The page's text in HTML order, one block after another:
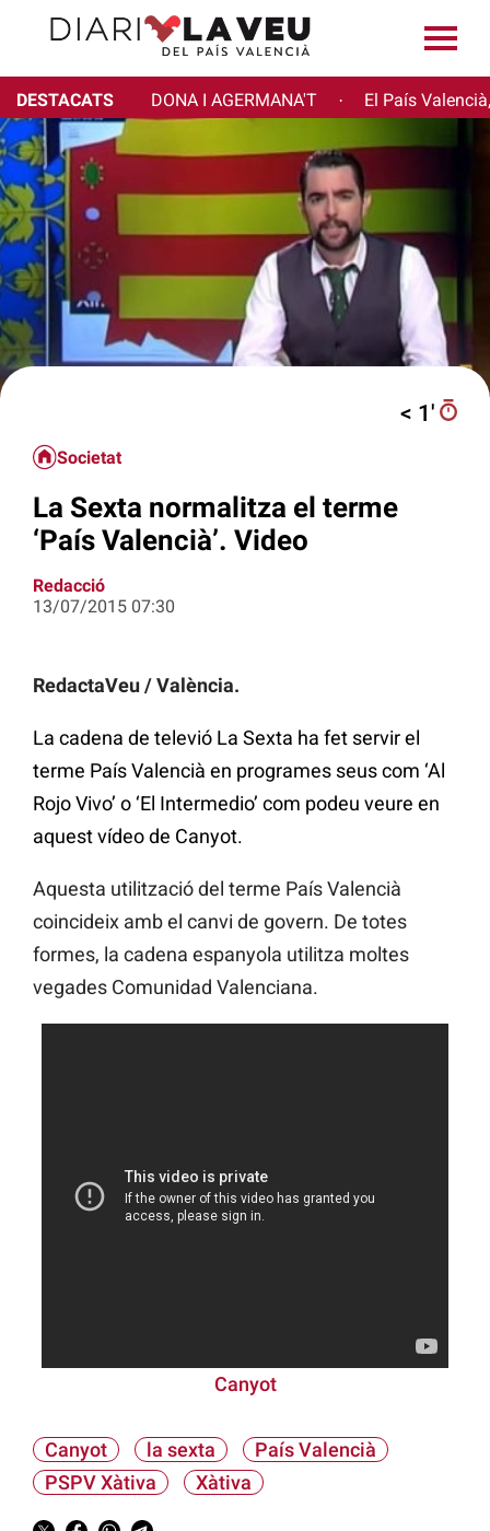
DESTACATS DONA I AGERMANA'T · El País
< 1′
Societat
La Sexta normalitza el terme
‘País Valencià’. Video
Redacció
13/07/2015 07:30
RedactaVeu / València.
La cadena de televió La Sexta ha fet servir el
terme País Valencià en programes seus com ‘Al
Rojo Vivo’ o ‘El Intermedio’ com podeu veure en
aquest vídeo de Canyot.
Aquesta utilització del terme País Valencià
coincideix amb el canvi de govern. De totes
formes, la cadena espanyola utilitza moltes
vegades Comunidad Valenciana.
Canyot
Canyot la sexta
País Valencià
PSPV Xàtiva
Xàtiva